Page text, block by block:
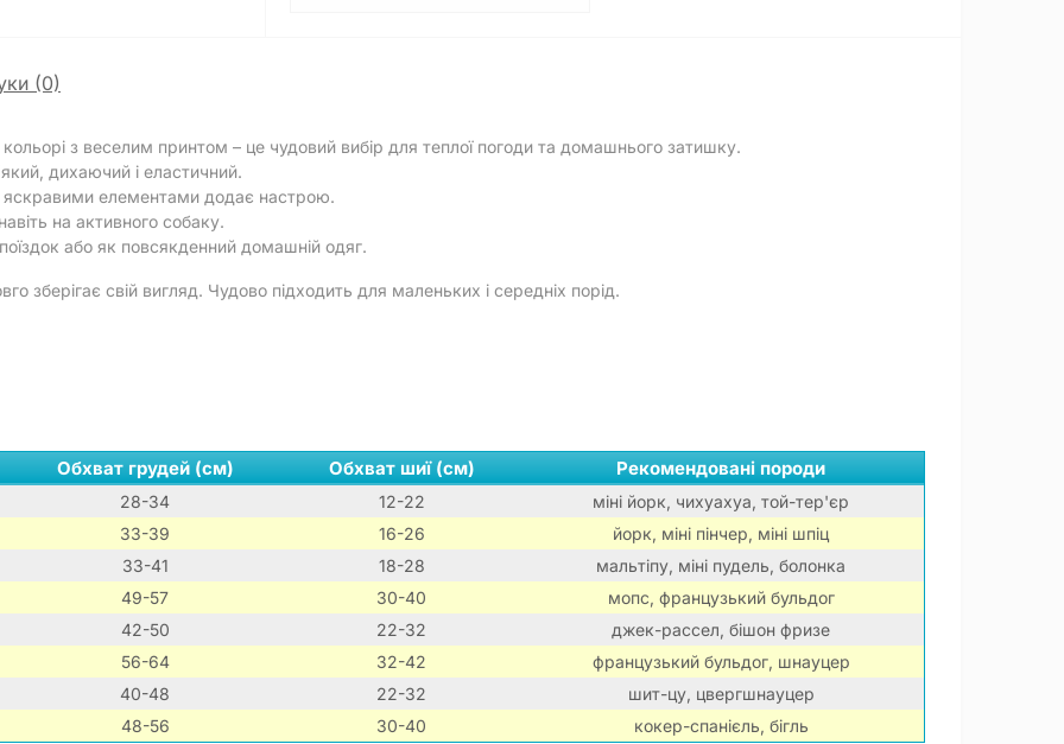
(0)
з веселим принтом – це чудовий вибір для теплої погоди та домашнього затишку.
дихаючий і еластичний.
елементами додає настрою.
на активного собаку.
або як повсякденний домашній одяг.
зберігає свій вигляд. Чудово підходить для маленьких і середніх порід.
Обхват грудей (см) Обхват шиї (см) Рекомендовані породи
28-34 12-22
міні йорк, чихуахуа, той-тер'єр
33-39
16-26
йорк, міні пінчер, міні шпіц
33-41
18-28
мальтіпу, міні пудель, болонка
49-57
30-40
мопс, французький бульдог
42-50
22-32
джек-рассел, бішон фризе
56-64
32-42
французький бульдог, шнауцер
40-48
22-32
шит-цу, цвергшнауцер
48-56
30-40 кокер-спанієль, бігль